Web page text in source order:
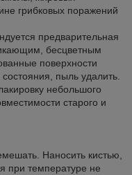
грибковых поражений
предварительная
бесцветным
поверхности
пыль удалить.
небольшого
старого и
Наносить кистью,
при температуре не